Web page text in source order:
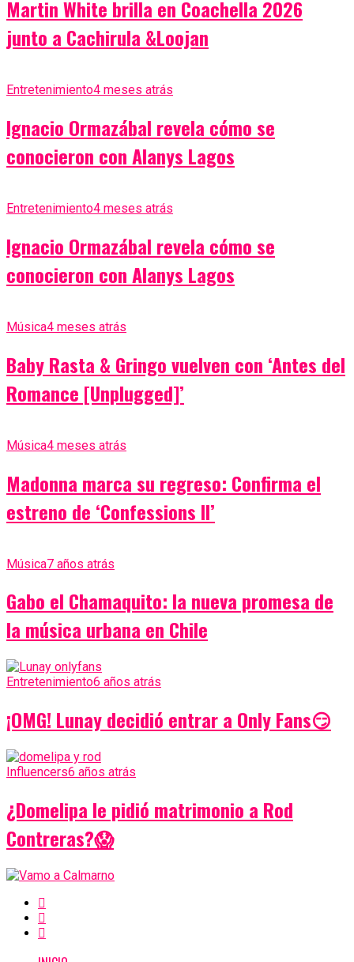
Martin White brilla en Coachella 2026
junto a Cachirula &Loojan
Entretenimiento4 meses atrás
Ignacio Ormazábal revela cómo se
conocieron con Alanys Lagos
Entretenimiento4 meses atrás
Ignacio Ormazábal revela cómo se
conocieron con Alanys Lagos
Música4 meses atrás
Baby Rasta & Gringo vuelven con ‘Antes del
Romance [Unplugged]’
Música4 meses atrás
Madonna marca su regreso: Confirma el
estreno de ‘Confessions II’
Música7 años atrás
Gabo el Chamaquito: la nueva promesa de
la música urbana en Chile
Entretenimiento6 años atrás
¡OMG! Lunay decidió entrar a Only Fans😏
Influencers6 años atrás
¿Domelipa le pidió matrimonio a Rod
Contreras?😱